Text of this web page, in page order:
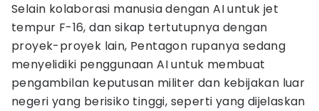
Selain kolaborasi manusia dengan AI untuk jet
tempur F-16, dan sikap tertutupnya dengan
proyek-proyek lain, Pentagon rupanya sedang
menyelidiki penggunaan AI untuk membuat
pengambilan keputusan militer dan kebijakan luar
negeri yang berisiko tinggi, seperti yang dijelaskan